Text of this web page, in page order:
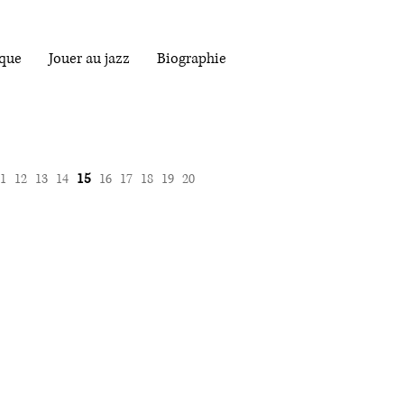
Jouer au jazz Biographie
12 13 14 15 16 17 18 19 20